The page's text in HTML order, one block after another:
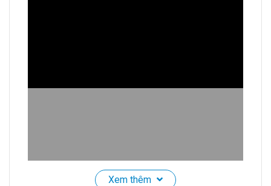
Xem thêm